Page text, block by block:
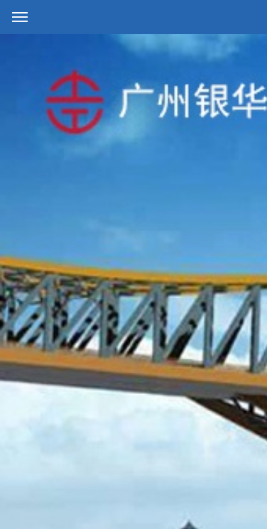
公司简介
产品中心
联系我们